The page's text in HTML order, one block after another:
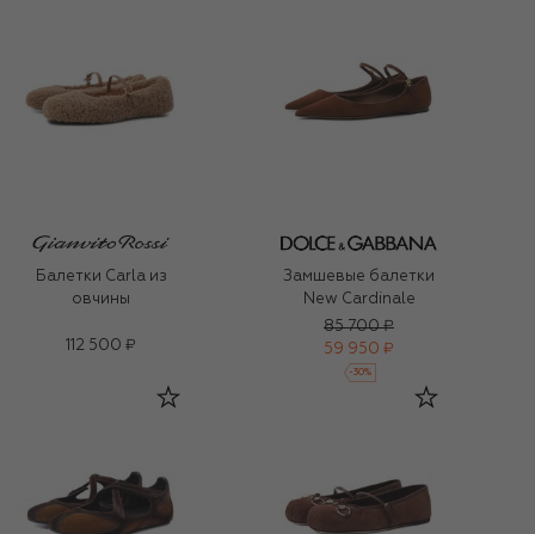
Балетки Carla из
овчины
112 500 ₽
Замшевые балетки
New Cardinale
85 700 ₽
59 950 ₽
-30%